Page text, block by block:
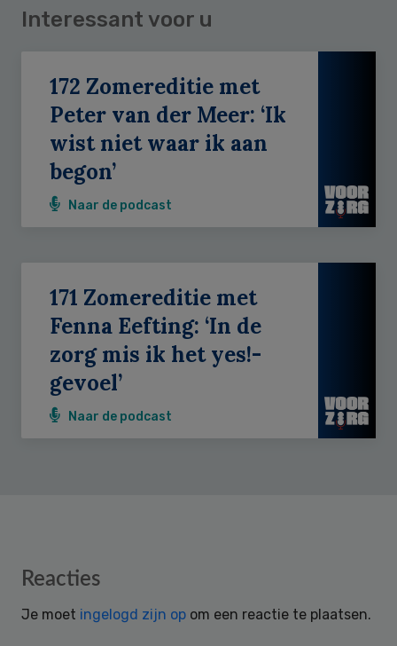
Interessant voor u
172 Zomereditie met
Peter van der Meer: ‘Ik
wist niet waar ik aan
begon’
Naar de podcast
171 Zomereditie met
Fenna Eefting: ‘In de
zorg mis ik het yes!-
gevoel’
Naar de podcast
Reader
Reacties
Je moet ingelogd zijn op om een reactie te plaatsen.